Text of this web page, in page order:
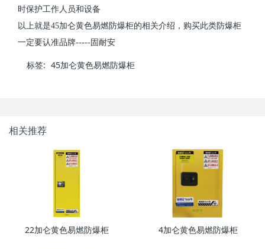
时保护工作人员和设备
以上就是45加仑黄色易燃防爆柜的相关介绍，购买此类防爆柜
一定要认准品牌-----固耐安
标签: 45加仑黄色易燃防爆柜
相关推荐
22加仑黄色易燃防爆柜 4加仑黄色易燃防爆柜